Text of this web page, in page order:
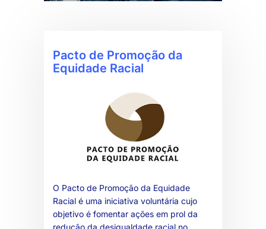
Pacto de Promoção da
Equidade Racial
O Pacto de Promoção da Equidade
Racial é uma iniciativa voluntária cujo
objetivo é fomentar ações em prol da